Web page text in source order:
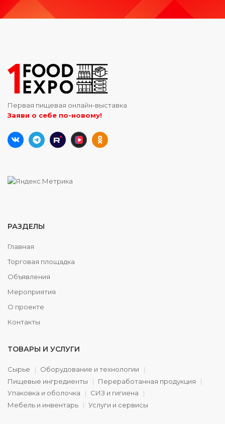
Первая пищевая онлайн-выставка
Заяви о себе по-новому!
РАЗДЕЛЫ
Главная
Торговая площадка
Объявления
Мероприятия
О проекте
Контакты
ТОВАРЫ И УСЛУГИ
Сырье
Оборудование и технологии
Пищевые ингредиенты
Переработанная продукция
Упаковка и оболочка
СИЗ и гигиена
Мебель и инвентарь
Услуги и сервисы